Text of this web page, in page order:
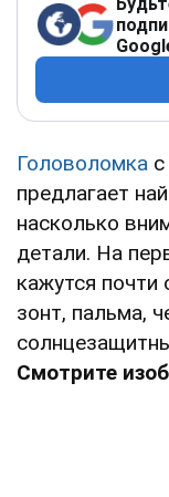
Головоломка
предлагает
насколько
детали. На
кажутся
зонт, пальма,
Смотрите